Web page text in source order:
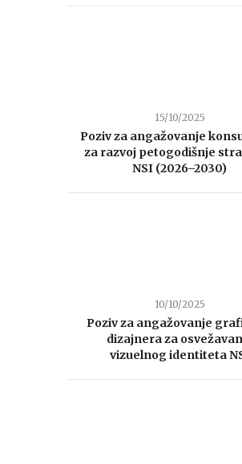
15/10/2025
Poziv za angažovanje
za razvoj petogodišnje
NSI (2026–2030)
10/10/2025
Poziv za angažovanje
dizajnera za
vizuelnog identiteta